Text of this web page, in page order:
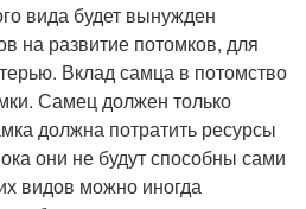
вида будет вынужден
на развитие потомков, для
Вклад самца в потомство
Самец должен только
должна потратить ресурсы
они не будут способны сами
видов можно иногда